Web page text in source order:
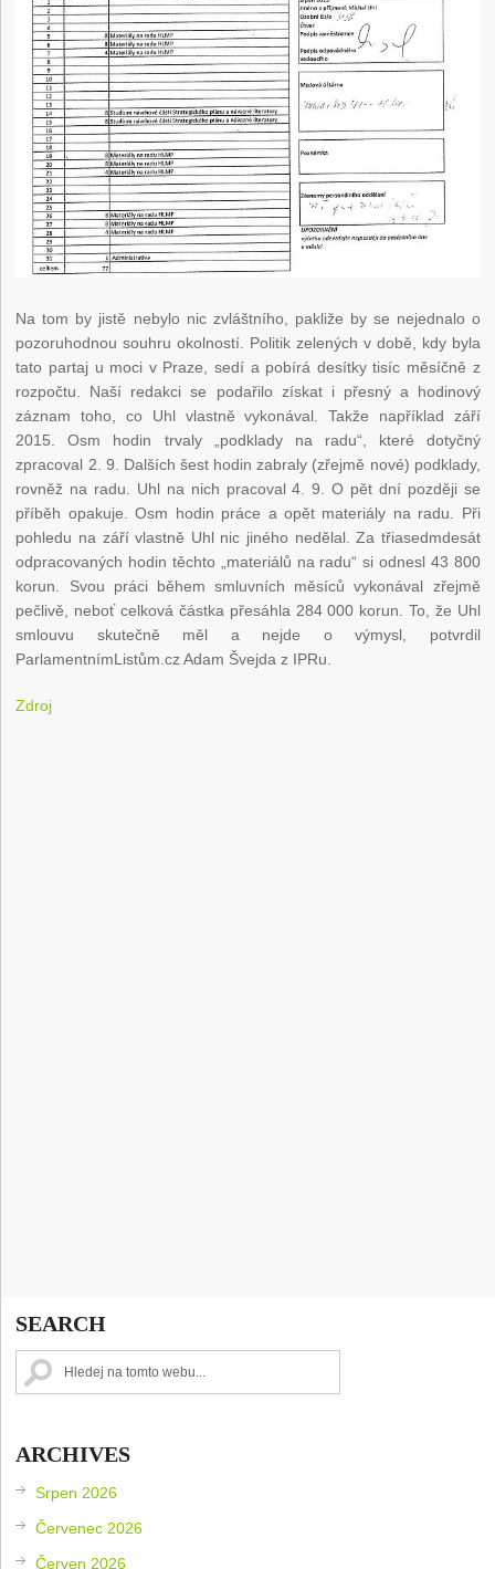
Na tom by jistě nebylo nic zvláštního, pakliže by se nejednalo o
pozoruhodnou souhru okolností. Politik zelených v době, kdy byla
tato partaj u moci v Praze, sedí a pobírá desítky tisíc měsíčně z
rozpočtu. Naší redakci se podařilo získat i přesný a hodinový
záznam toho, co Uhl vlastně vykonával. Takže například září
2015. Osm hodin trvaly „podklady na radu“, které dotyčný
zpracoval 2. 9. Dalších šest hodin zabraly (zřejmě nové) podklady,
rovněž na radu. Uhl na nich pracoval 4. 9. O pět dní později se
příběh opakuje. Osm hodin práce a opět materiály na radu. Při
pohledu na září vlastně Uhl nic jiného nedělal. Za třiasedmdesát
odpracovaných hodin těchto „materiálů na radu“ si odnesl 43 800
korun. Svou práci během smluvních měsíců vykonával zřejmě
pečlivě, neboť celková částka přesáhla 284 000 korun. To, že Uhl
smlouvu skutečně měl a nejde o výmysl, potvrdil
ParlamentnímListům.cz Adam Švejda z IPRu.
Zdroj
SEARCH
ARCHIVES
Srpen 2026
Červenec 2026
Červen 2026